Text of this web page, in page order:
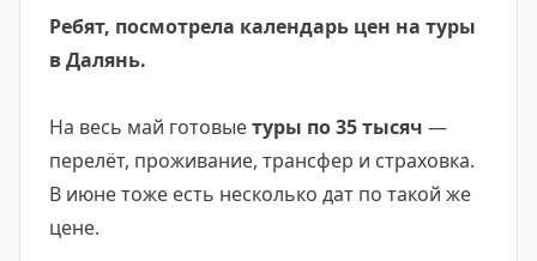
Ребят, посмотрела календарь цен на туры
в Далянь.
На весь май готовыетуры по 35 тысяч —
перелёт, проживание, трансфер и страховка.
В июне тоже есть несколько дат по такой же
цене.